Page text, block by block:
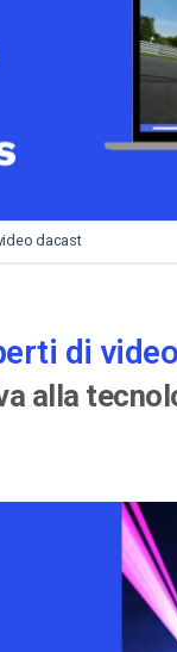
Video CMS
Privacy e
dacast
di
alla